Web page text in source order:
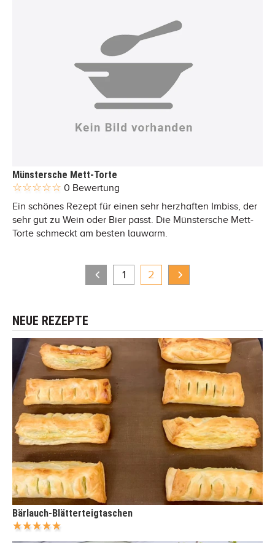
Münstersche Mett-Torte
0 Bewertung
Ein schönes Rezept für einen sehr herzhaften Imbiss, der
sehr gut zu Wein oder Bier passt. Die Münstersche Mett-
Torte schmeckt am besten lauwarm.
1 2
NEUE REZEPTE
Bärlauch-Blätterteigtaschen